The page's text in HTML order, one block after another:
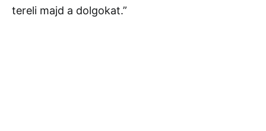
tereli majd a dolgokat.”